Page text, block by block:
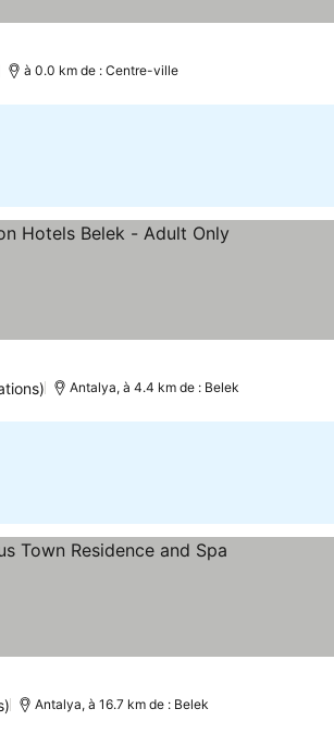
à 0.0 km de : Centre-ville
Antalya, à 4.4 km de : Belek
Antalya, à 16.7 km de : Belek